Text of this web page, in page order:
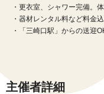
・更衣室、シャワー完備。
・器材レンタル料など料金
・「三崎口駅」からの送迎
主催者詳細